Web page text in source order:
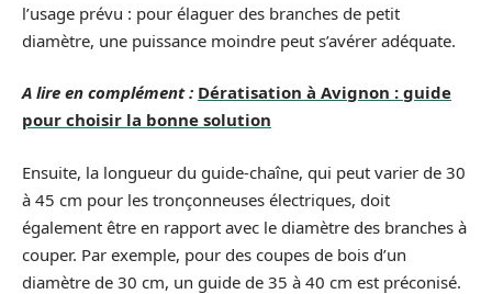
l’usage prévu : pour élaguer des branches de petit
diamètre, une puissance moindre peut s’avérer adéquate.
A lire en complément : Dératisation à Avignon : guide
pour choisir la bonne solution
Ensuite, la longueur du guide-chaîne, qui peut varier de 30
à 45 cm pour les tronçonneuses électriques, doit
également être en rapport avec le diamètre des branches à
couper. Par exemple, pour des coupes de bois d’un
diamètre de 30 cm, un guide de 35 à 40 cm est préconisé.